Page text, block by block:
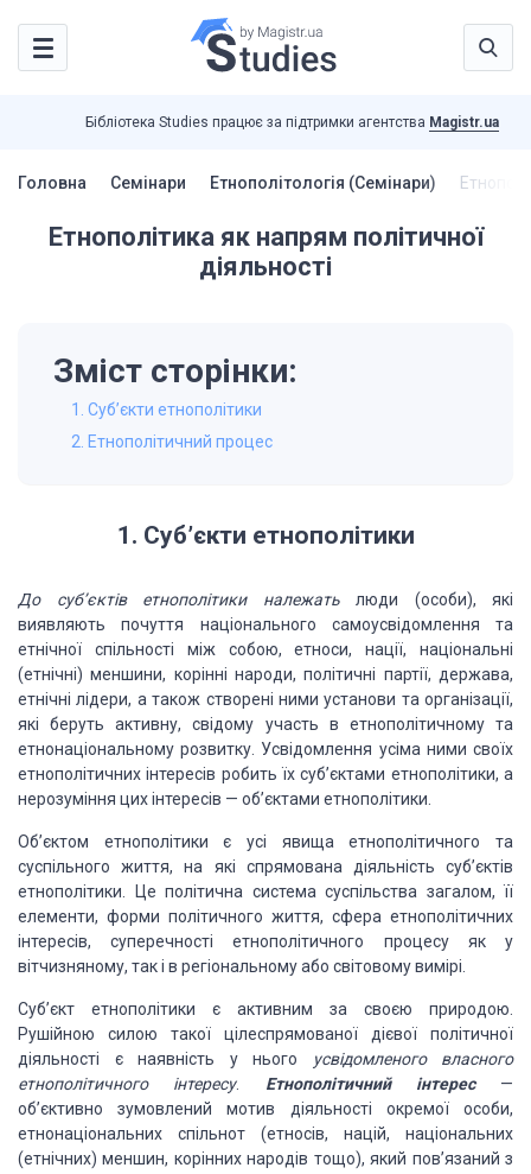
Бібліотека Studies працює за підтримки агентства Magistr.ua
Головна Семінари Етнополітологія (Семінари)
Етнополітика як напрям політичної
діяльності
Зміст сторінки:
1. Суб’єкти етнополітики
2. Етнополітичний процес
1. Суб’єкти етнополітики
До суб’єктіветнополітики належатьлюди (особи), які
виявляють почуття національного самоусвідомлення та
етнічної спільності між собою, етноси, нації, національні
(етнічні) меншини, корінні народи, політичні партії, держава,
етнічні лідери, а також створені ними установи та організації,
які беруть активну, свідому участь в етнополітичному та
етнонаціональному розвитку. Усвідомлення усіма ними своїх
етнополітичних інтересів робить їх суб’єктами етнополітики, а
нерозуміння цих інтересів — об’єктами етнополітики.
Об’єктом етнополітики є усі явища етнополітичного та
суспільного життя, на які спрямована діяльність суб’єктів
етнополітики. Це політична система суспільства загалом, її
елементи, форми політичного життя, сфера етнополітичних
інтересів, суперечності етнополітичного процесу як у
вітчизняному, так і в регіональномуабо світовому вимірі.
Суб’єкт етнополітики є активним за своєю природою.
Рушійною силою такої цілеспрямованої дієвої політичної
діяльності є наявність у нього
усвідомленого власного
етнополітичного інтересу. Етнополітичнийінтерес—
об’єктивно зумовлений мотив діяльності окремої особи,
етнонаціональних спільнот (етносів, націй, національних
(етнічних) меншин, корінних народів тощо), який пов’язаний з